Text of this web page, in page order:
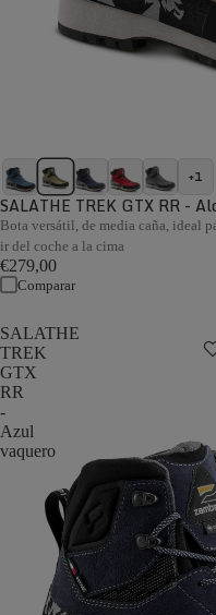
+1
SALATHE TREK GTX RR -
Bota versátil, de media caña, ideal
ir del coche a la cima
€279,00
Comparar
SALATHE
TREK
GTX
RR
-
Azul
vaquero